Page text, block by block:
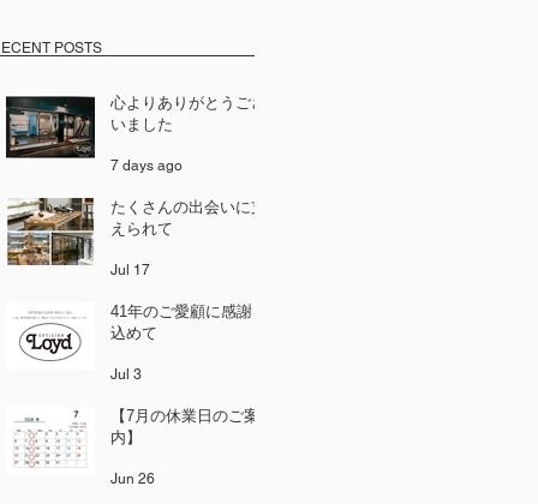
POSTS
心よりありがとうござ
いました
7 days ago
たくさんの出会いに支
えられて
Jul 17
41年のご愛顧に感謝を
込めて
Jul 3
【7月の休業日のご案
内】
Jun 26